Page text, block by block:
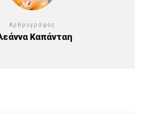
Αρθρογράφος
Καπάνταη